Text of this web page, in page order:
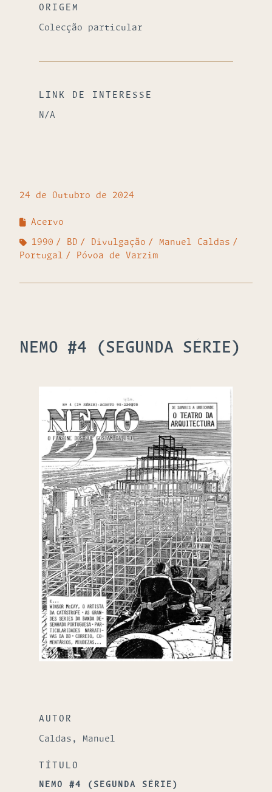
ORIGEM
Colecção particular
LINK DE INTERESSE
N/A
24 de Outubro de 2024
Acervo
1990 BD Divulgação
Manuel Caldas
Portugal
Póvoa de Varzim
NEMO #4 (SEGUNDA SÉRIE)
AUTOR
Caldas, Manuel
TÍTULO
NEMO #4 (SEGUNDA SÉRIE)